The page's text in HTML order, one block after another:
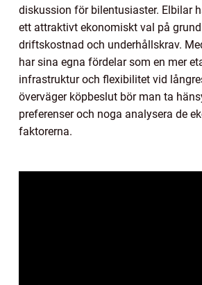
diskussion för bilentusiaster. Elbilar
ett attraktivt ekonomiskt val på
driftskostnad och underhållskrav.
har sina egna fördelar som en mer
infrastruktur och flexibilitet vid
överväger köpbeslut bör man ta
preferenser och noga analysera de
faktorerna.